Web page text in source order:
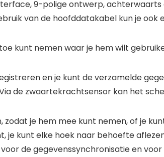
9-polige ontwerp,
van de hoofddatakabel kun je
kunt nemen waar je hem wilt
en je kunt de verzamelde
de zwaartekrachtsensor kan het
zodat je hem mee kunt nemen, of je
kunt elke hoek naar behoefte
voor de gegevenssynchronisatie en